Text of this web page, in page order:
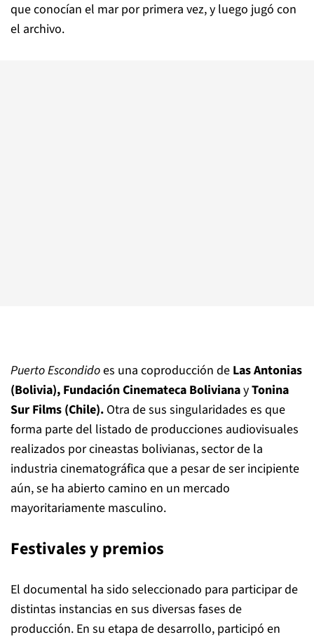
que conocían el mar por primera vez, y luego jugó con
el archivo.
Puerto Escondidoes una coproducción de Las Antonias
(Bolivia), Fundación Cinemateca BolivianayTonina
Sur Films (Chile). Otra de sus singularidades es que
forma parte del listado de producciones audiovisuales
realizados por cineastas bolivianas, sector de la
industria cinematográfica que a pesar de ser incipiente
aún, se ha abierto camino en un mercado
mayoritariamente masculino.
Festivales y premios
El documental ha sido seleccionado para participar de
distintas instancias en sus diversas fases de
producción. En su etapa de desarrollo, participó en